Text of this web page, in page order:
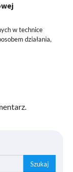
w technice
działania,